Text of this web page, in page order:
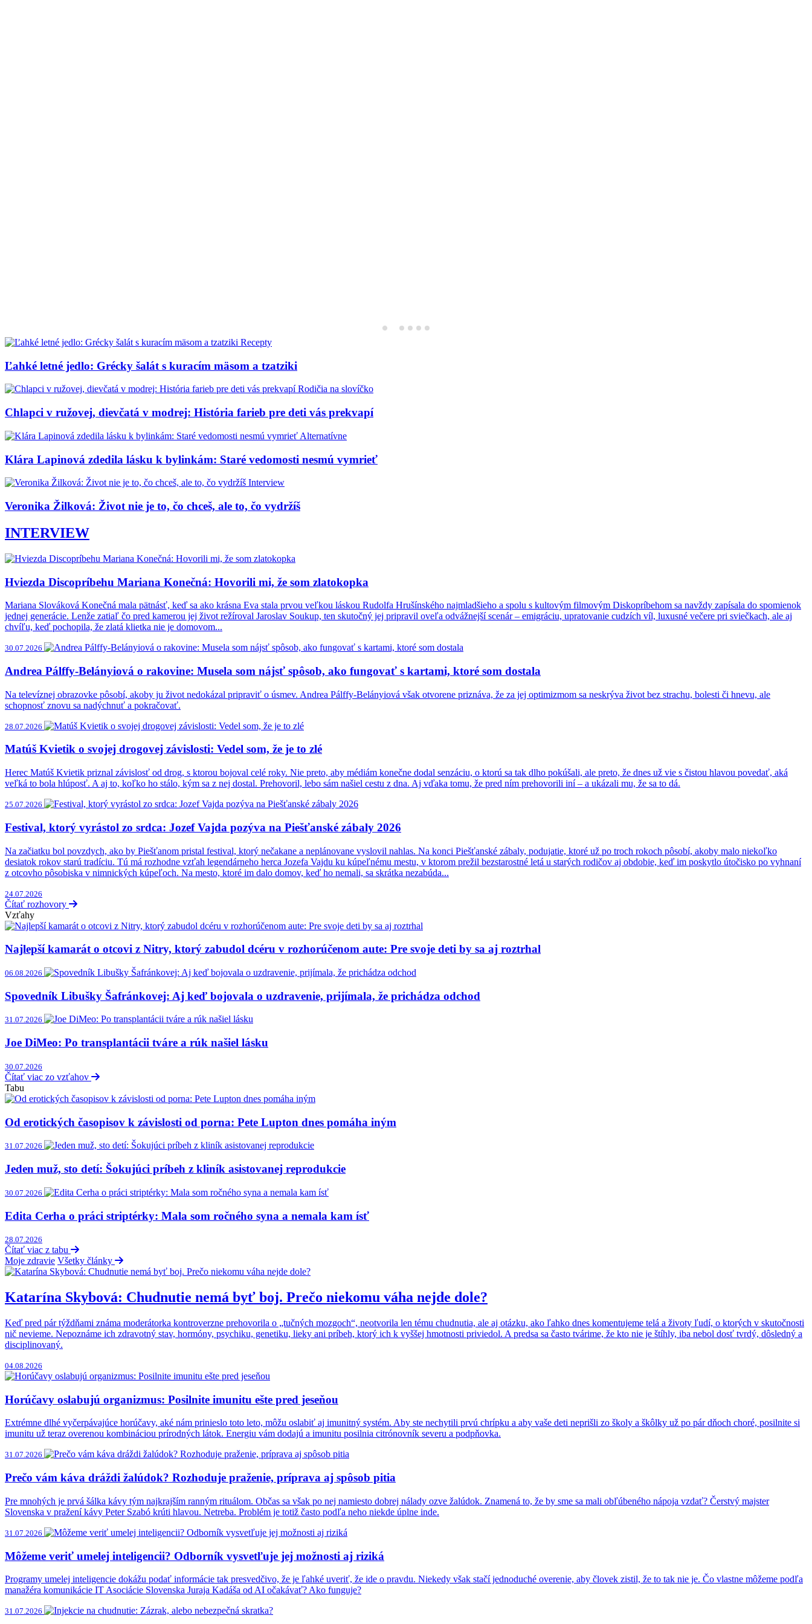
Recepty
Ľahké letné jedlo: Grécky šalát s kuracím mäsom a tzatziki
Rodičia na slovíčko
Chlapci v ružovej, dievčatá v modrej: História farieb pre deti vás prekvapí
Alternatívne
Klára Lapinová zdedila lásku k bylinkám: Staré vedomosti nesmú vymrieť
Interview
Veronika Žilková: Život nie je to, čo chceš, ale to, čo vydržíš
INTERVIEW
Hviezda Discopríbehu Mariana Konečná: Hovorili mi, že som zlatokopka
Mariana Slováková Konečná mala pätnásť, keď sa ako krásna Eva stala prvou veľkou láskou Rudolfa Hrušínského najmladšieho a spolu s kultovým filmovým Diskopríbehom sa navždy zapísala do spomienok
jednej generácie. Lenže zatiaľ čo pred kamerou jej život režíroval Jaroslav Soukup, ten skutočný jej pripravil oveľa odvážnejší scenár – emigráciu, upratovanie cudzích víl, luxusné večere pri sviečkach, ale aj
chvíľu, keď pochopila, že zlatá klietka nie je domovom...
30.07.2026
Andrea Pálffy-Belányiová o rakovine: Musela som nájsť spôsob, ako fungovať s kartami, ktoré som dostala
Na televíznej obrazovke pôsobí, akoby ju život nedokázal pripraviť o úsmev. Andrea Pálffy-Belányiová však otvorene priznáva, že za jej optimizmom sa neskrýva život bez strachu, bolesti či hnevu, ale
schopnosť znovu sa nadýchnuť a pokračovať.
28.07.2026
Matúš Kvietik o svojej drogovej závislosti: Vedel som, že je to zlé
Herec Matúš Kvietik priznal závislosť od drog, s ktorou bojoval celé roky. Nie preto, aby médiám konečne dodal senzáciu, o ktorú sa tak dlho pokúšali, ale preto, že dnes už vie s čistou hlavou povedať, aká
veľká to bola hlúposť. A aj to, koľko ho stálo, kým sa z nej dostal. Prehovoril, lebo sám našiel cestu z dna. Aj vďaka tomu, že pred ním prehovorili iní – a ukázali mu, že sa to dá.
25.07.2026
Festival, ktorý vyrástol zo srdca: Jozef Vajda pozýva na Piešťanské zábaly 2026
Na začiatku bol povzdych, ako by Piešťanom pristal festival, ktorý nečakane a neplánovane vyslovil nahlas. Na konci Piešťanské zábaly, podujatie, ktoré už po troch rokoch pôsobí, akoby malo niekoľko
desiatok rokov starú tradíciu. Tú má rozhodne vzťah legendárneho herca Jozefa Vajdu ku kúpeľnému mestu, v ktorom prežil bezstarostné letá u starých rodičov aj obdobie, keď im poskytlo útočisko po vyhnaní
z otcovho pôsobiska v nimnických kúpeľoch. Na mesto, ktoré im dalo domov, keď ho nemali, sa skrátka nezabúda...
24.07.2026
Čítať rozhovory
Vzťahy
Najlepší kamarát o otcovi z Nitry, ktorý zabudol dcéru v rozhorúčenom aute: Pre svoje deti by sa aj roztrhal
06.08.2026
Spovedník Libušky Šafránkovej: Aj keď bojovala o uzdravenie, prijímala, že prichádza odchod
31.07.2026
Joe DiMeo: Po transplantácii tváre a rúk našiel lásku
30.07.2026
Čítať viac zo vzťahov
Tabu
Od erotických časopisov k závislosti od porna: Pete Lupton dnes pomáha iným
31.07.2026
Jeden muž, sto detí: Šokujúci príbeh z kliník asistovanej reprodukcie
30.07.2026
Edita Cerha o práci striptérky: Mala som ročného syna a nemala kam ísť
28.07.2026
Čítať viac z tabu
Moje zdravie Všetky články
Katarína Skybová: Chudnutie nemá byť boj. Prečo niekomu váha nejde dole?
Keď pred pár týždňami známa moderátorka kontroverzne prehovorila o „tučných mozgoch“, neotvorila len tému chudnutia, ale aj otázku, ako ľahko dnes komentujeme telá a životy ľudí, o ktorých v skutočnosti
nič nevieme. Nepoznáme ich zdravotný stav, hormóny, psychiku, genetiku, lieky ani príbeh, ktorý ich k vyššej hmotnosti priviedol. A predsa sa často tvárime, že kto nie je štíhly, iba nebol dosť tvrdý, dôsledný a
disciplinovaný.
04.08.2026
Horúčavy oslabujú organizmus: Posilnite imunitu ešte pred jeseňou
Extrémne dlhé vyčerpávajúce horúčavy, aké nám prinieslo toto leto, môžu oslabiť aj imunitný systém. Aby ste nechytili prvú chrípku a aby vaše deti neprišli zo školy a škôlky už po pár dňoch choré, posilnite si
imunitu už teraz overenou kombináciou prírodných látok. Energiu vám dodajú a imunitu posilnia citrónovník severu a podpňovka.
31.07.2026
Prečo vám káva dráždi žalúdok? Rozhoduje praženie, príprava aj spôsob pitia
Pre mnohých je prvá šálka kávy tým najkrajším ranným rituálom. Občas sa však po nej namiesto dobrej nálady ozve žalúdok. Znamená to, že by sme sa mali obľúbeného nápoja vzdať? Čerstvý majster
Slovenska v pražení kávy Peter Szabó krúti hlavou. Netreba. Problém je totiž často podľa neho niekde úplne inde.
31.07.2026
Môžeme veriť umelej inteligencii? Odborník vysvetľuje jej možnosti aj riziká
Programy umelej inteligencie dokážu podať informácie tak presvedčivo, že je ľahké uveriť, že ide o pravdu. Niekedy však stačí jednoduché overenie, aby človek zistil, že to tak nie je. Čo vlastne môžeme podľa
manažéra komunikácie IT Asociácie Slovenska Juraja Kadáša od AI očakávať? Ako funguje?
31.07.2026